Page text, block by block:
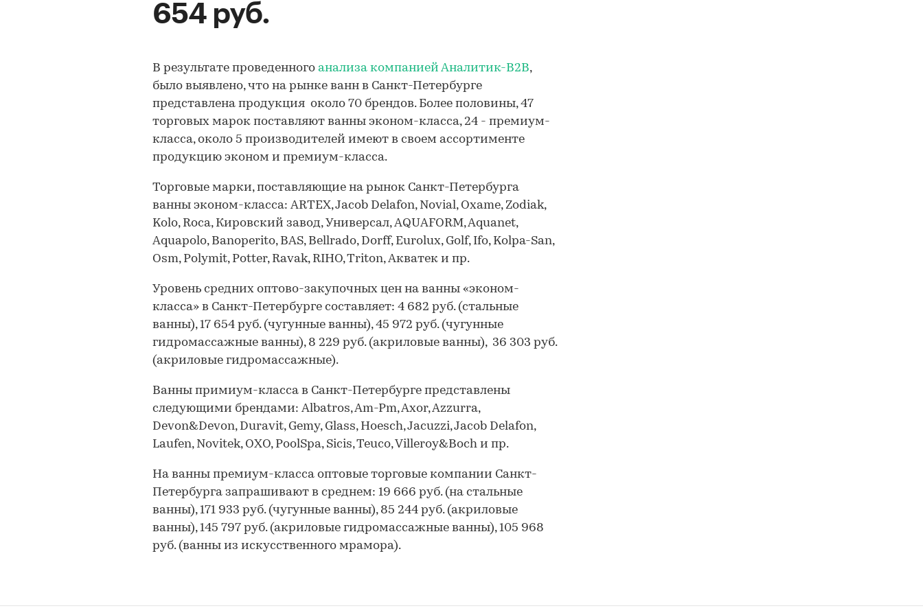
654 руб.
В результате проведенного анализа компанией Аналитик-B2B,
было выявлено, что на рынке ванн в Санкт-Петербурге
представлена продукция около 70 брендов. Более половины, 47
торговых марок поставляют ванны эконом-класса, 24 - премиум-
класса, около 5 производителей имеют в своем ассортименте
продукцию эконом и премиум-класса.
Торговые марки, поставляющие на рынок Санкт-Петербурга
ванны эконом-класса: ARTEX, Jacob Delafon, Novial, Oxame, Zodiak,
Kolo, Roca, Кировский завод, Универсал, AQUAFORM, Aquanet,
Aquapolo, Banoperito, BAS, Bellrado, Dorff, Eurolux, Golf, Ifo, Kolpa-San,
Osm, Polymit, Potter, Ravak, RIHO, Triton, Акватек и пр.
Уровень средних оптово-закупочных цен на ванны «эконом-
класса» в Санкт-Петербурге составляет: 4 682 руб. (стальные
ванны), 17 654 руб. (чугунные ванны), 45 972 руб. (чугунные
гидромассажные ванны), 8 229 руб. (акриловые ванны), 36 303 руб.
(акриловые гидромассажные).
Ванны примиум-класса в Санкт-Петербурге представлены
следующими брендами: Albatros, Am-Pm, Axor, Azzurra,
Devon&Devon, Duravit, Gemy, Glass, Hoesch, Jacuzzi, Jacob Delafon,
Laufen, Novitek, OXO, PoolSpa, Sicis, Teuco, Villeroy&Boch и пр.
На ванны премиум-класса оптовые торговые компании Санкт-
Петербурга запрашивают в среднем: 19 666 руб. (на стальные
ванны), 171 933 руб. (чугунные ванны), 85 244 руб. (акриловые
ванны), 145 797 руб. (акриловые гидромассажные ванны), 105 968
руб. (ванны из искусственного мрамора).